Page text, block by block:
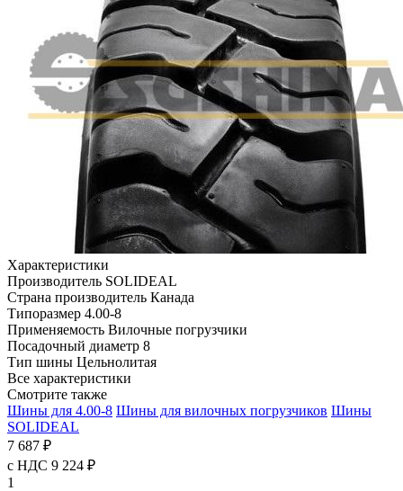
Характеристики
Производитель SOLIDEAL
Страна производитель Канада
Типоразмер 4.00-8
Применяемость Вилочные погрузчики
Посадочный диаметр 8
Тип шины Цельнолитая
Все характеристики
Смотрите также
Шины для 4.00-8 Шины для вилочных погрузчиков Шины
SOLIDEAL
7 687 ₽
с НДС 9 224 ₽
1